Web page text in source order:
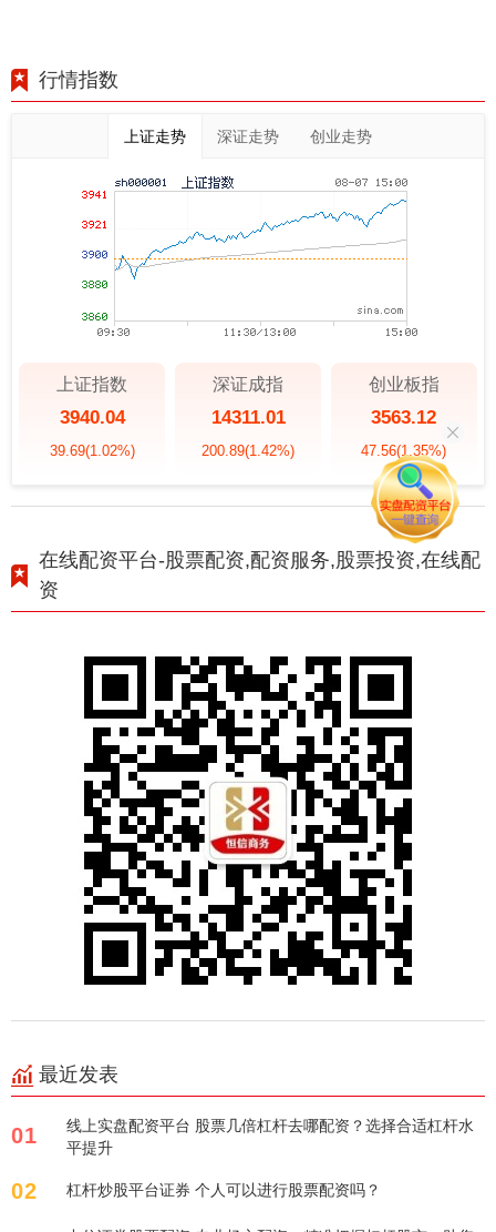
行情指数
上证走势 深证走势 创业走势
上证指数
3940.04
39.69(1.02%)
深证成指
14311.01
200.89(1.42%)
创业板指
3563.12
47.56(1.35%)
在线配资平台-股票配资,配资服务,股票投资,在线配
资
最近发表
01
线上实盘配资平台 股票几倍杠杆去哪配资？选择合适杠杆水
平提升
02 杠杆炒股平台证券 个人可以进行股票配资吗？